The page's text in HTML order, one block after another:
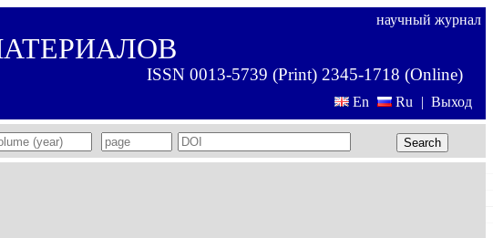
научный журнал
ISSN 0013-5739 (Print) 2345-1718 (Online)
Выход
En Ru |
Search